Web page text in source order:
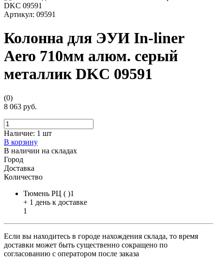
Артикул: 09591
Колонна для ЭУИ In-liner
Aero 710мм алюм. серый
металлик DKC 09591
(0)
8 063 руб.
Наличие: 1 шт
В корзину
В наличии на складах
Город
Доставка
Количество
Тюмень РЦ ( )1
+ 1 день к доставке
1
Если вы находитесь в городе нахождения склада, то время
доставки может быть существенно сокращено по
согласованию с оператором после заказа